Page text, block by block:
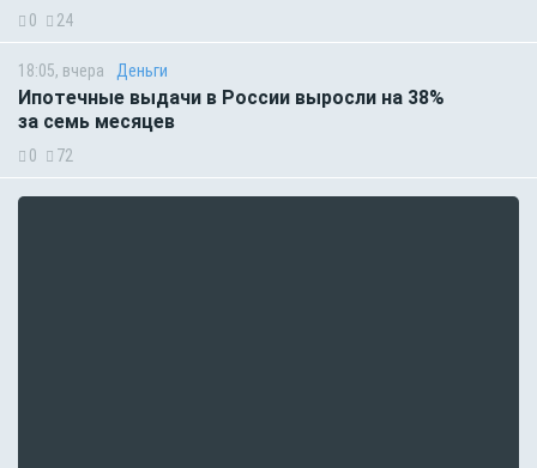
0 24
18:05, вчера Деньги
Ипотечные выдачи в России выросли на 38%
за семь месяцев
0 72